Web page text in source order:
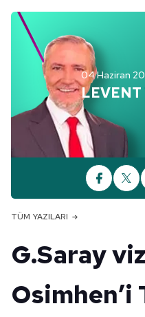
04 Haziran
LEVENT
TÜM YAZILARI
G.Saray
Osimhen’i